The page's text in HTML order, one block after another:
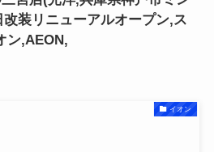
改装リニューアルオープン,ス
ン,AEON,
イオン